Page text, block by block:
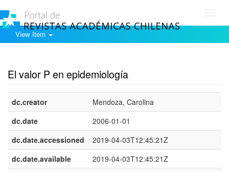
View Item
El valor P en epidemiología
dc.creator
Mendoza, Carolina
dc.date
2006-01-01
dc.date.accessioned
2019-04-03T12:45:21Z
dc.date.available
2019-04-03T12:45:21Z